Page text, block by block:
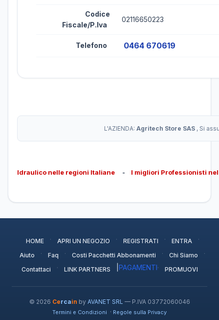
Codice
Fiscale/P.Iva
02116650223
Telefono 0464 670619
L'AZIENDA: Agritech Store SAS , Si
Idraulico nelle regioni Italiane - I migliori Professionisti
HOME · APRI UN NEGOZIO · REGISTRATI · ENTRA ·
Aiuto · Faq · Costi Pacchetti Abbonamenti · Chi Siamo ·
Contattaci · LINK PARTNERS PAGAMENTI· PROMUOVI
© 2026 Cercain by AVANET SRL — P.IVA 03772060046
Termini e Condizioni · Regole sulla Privacy